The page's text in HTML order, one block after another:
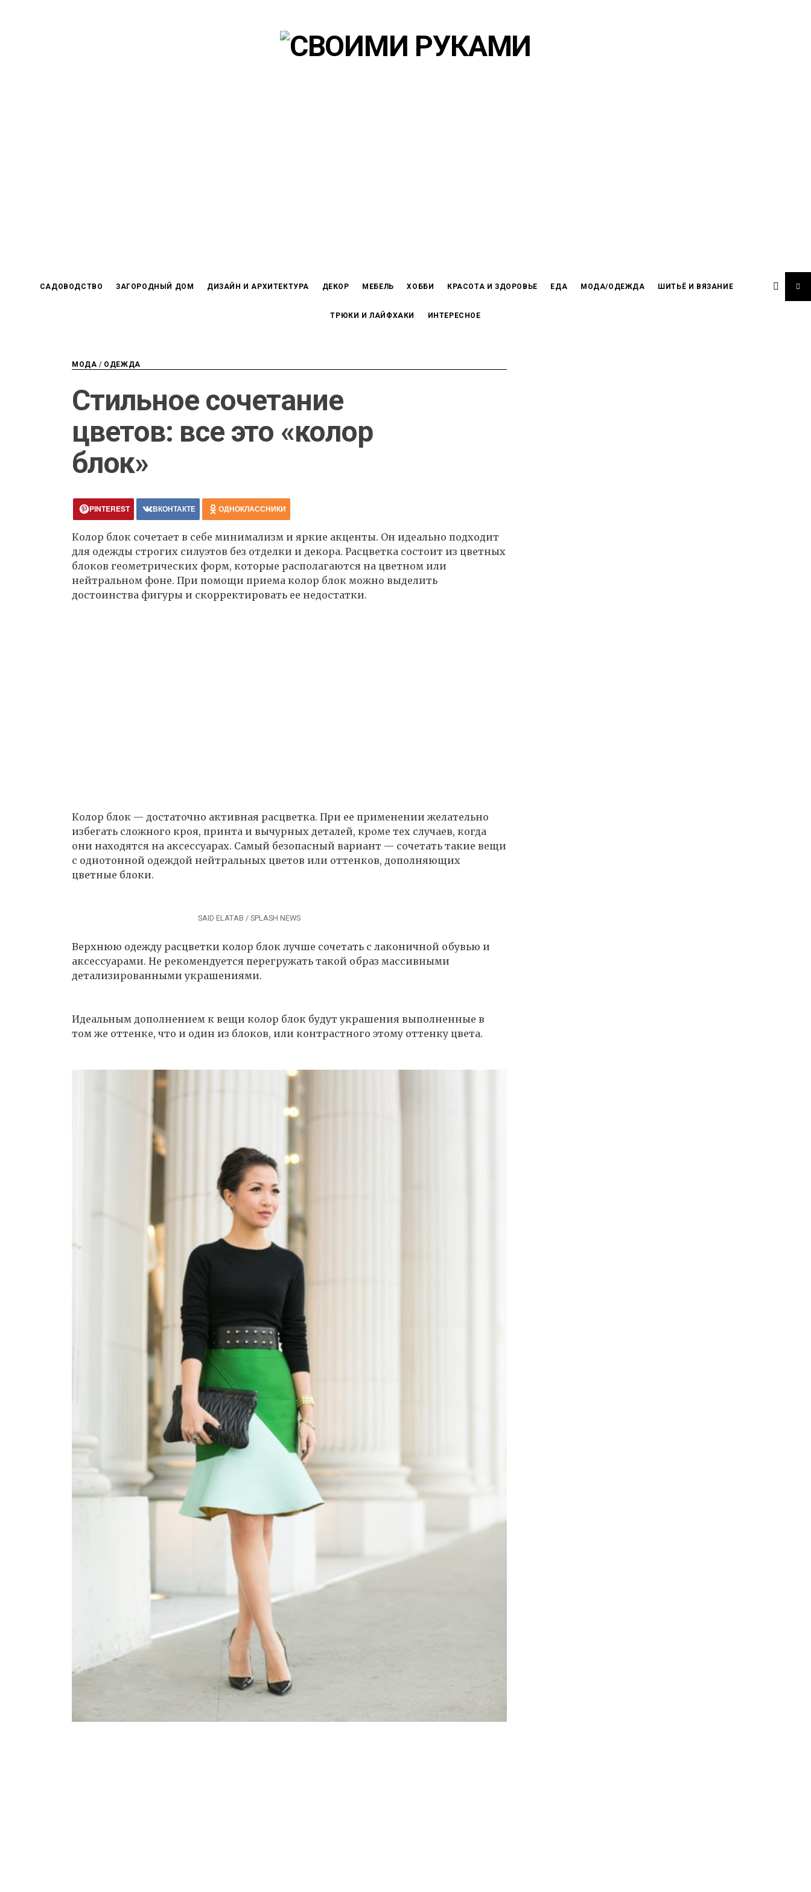
САДОВОДСТВО ЗАГОРОДНЫЙ ДОМ ДИЗАЙН И АРХИТЕКТУРА ДЕКОР МЕБЕЛЬ ХОББИ КРАСОТА И ЗДОРОВЬЕ ЕДА МОДА/ОДЕЖДА ШИТЬЁ И ВЯЗАНИЕ
ТРЮКИ И ЛАЙФХАКИ ИНТЕРЕСНОЕ
МОДА / ОДЕЖДА
Стильное сочетание
цветов: все это «колор
блок»
PINTEREST ВКОНТАКТЕ ОДНОКЛАССНИКИ
Колор блок сочетает в себе минимализм и яркие акценты. Он идеально подходит
для одежды строгих силуэтов без отделки и декора. Расцветка состоит из цветных
блоков геометрических форм, которые располагаются на цветном или
нейтральном фоне. При помощи приема колор блок можно выделить
достоинства фигуры и скорректировать ее недостатки.
Колор блок — достаточно активная расцветка. При ее применении желательно
избегать сложного кроя, принта и вычурных деталей, кроме тех случаев, когда
они находятся на аксессуарах. Самый безопасный вариант — сочетать такие вещи
с однотонной одеждой нейтральных цветов или оттенков, дополняющих
цветные блоки.
SAID ELATAB / SPLASH NEWS
Верхнюю одежду расцветки колор блок лучше сочетать с лаконичной обувью и
аксессуарами. Не рекомендуется перегружать такой образ массивными
детализированными украшениями.
Идеальным дополнением к вещи колор блок будут украшения выполненные в
том же оттенке, что и один из блоков, или контрастного этому оттенку цвета.